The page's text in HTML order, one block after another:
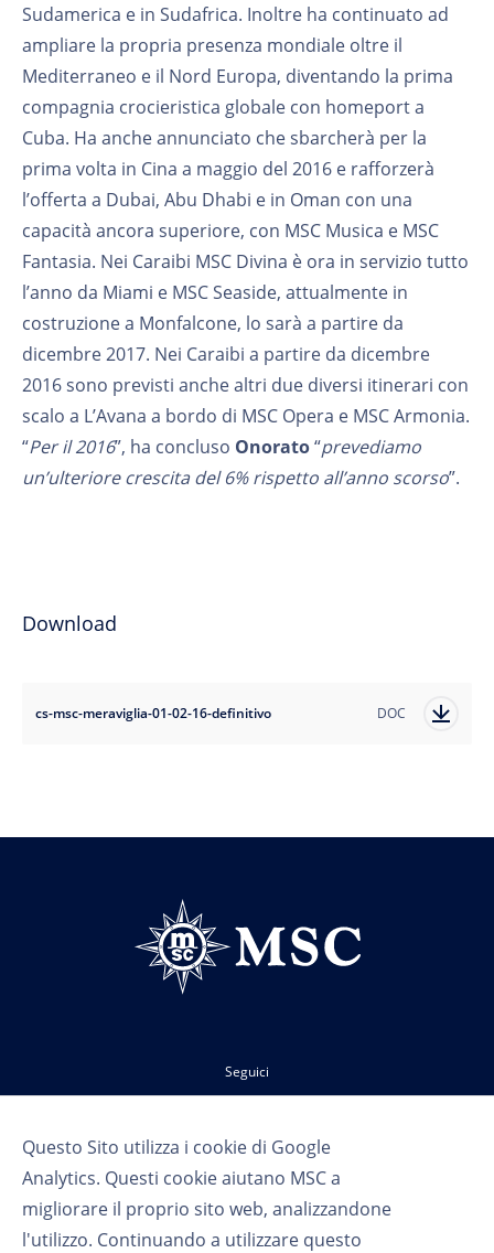
Questo Sito utilizza i cookie di Google
Analytics. Questi cookie aiutano MSC a
migliorare il proprio sito web, analizzandone
l'utilizzo. Continuando a utilizzare questo
Sudamerica e in Sudafrica. Inoltre ha continuato ad
ampliare la propria presenza mondiale oltre il
Mediterraneo e il Nord Europa, diventando la prima
compagnia crocieristica globale con homeport a
Cuba. Ha anche annunciato che sbarcherà per la
prima volta in Cina a maggio del 2016 e rafforzerà
l’offerta a Dubai, Abu Dhabi e in Oman con una
capacità ancora superiore, con MSC Musica e MSC
Fantasia. Nei Caraibi MSC Divina è ora in servizio tutto
l’anno da Miami e MSC Seaside, attualmente in
costruzione a Monfalcone, lo sarà a partire da
dicembre 2017. Nei Caraibi a partire da dicembre
2016 sono previsti anche altri due diversi itinerari con
scalo a L’Avana a bordo di MSC Opera e MSC Armonia.
“Per il 2016”, ha concluso Onorato“prevediamo
un’ulteriore crescita del 6% rispetto all’anno scorso”.
Download
cs-msc-meraviglia-01-02-16-definitivo DOC
Seguici